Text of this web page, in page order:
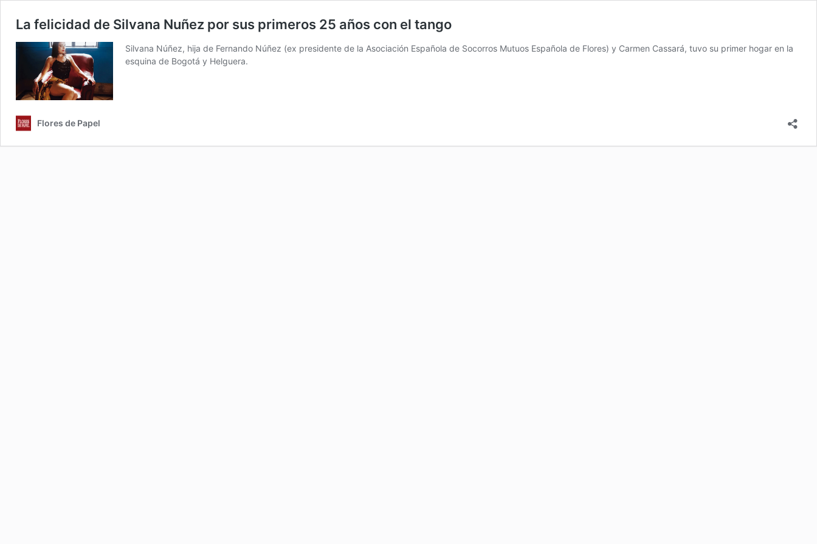
La felicidad de Silvana Nuñez por sus primeros 25 años con el tango
Silvana Núñez, hija de Fernando Núñez (ex presidente de la Asociación Española de Socorros Mutuos Española de Flores) y Carmen Cassará, tuvo su primer hogar en la
esquina de Bogotá y Helguera.
Flores de Papel